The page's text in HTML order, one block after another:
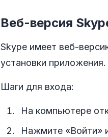
Веб-версия
Skype имеет веб-
установки приложения.
Шаги для входа:
На компьютере
Нажмите «Войти»